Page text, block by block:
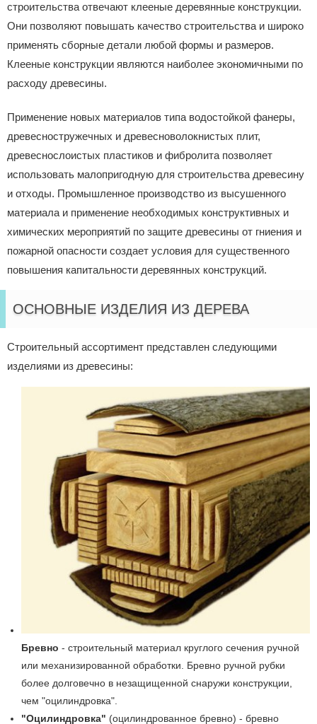
строительства отвечают клееные деревянные конструкции.
Они позволяют повышать качество строительства и широко
применять сборные детали любой формы и размеров.
Клееные конструкции являются наиболее экономичными по
расходу древесины.
Применение новых материалов типа водостойкой фанеры,
древесностружечных и древесноволокнистых плит,
древеснослоистых пластиков и фибролита позволяет
использовать малопригодную для строительства древесину
и отходы. Промышленное производство из высушенного
материала и применение необходимых конструктивных и
химических мероприятий по защите древесины от гниения и
пожарной опасности создает условия для существенного
повышения капитальности деревянных конструкций.
ОСНОВНЫЕ ИЗДЕЛИЯ ИЗ ДЕРЕВА
Строительный ассортимент представлен следующими
изделиями из древесины:
Бревно - строительный материал круглого сечения ручной
или механизированной обработки. Бревно ручной рубки
более долговечно в незащищенной снаружи конструкции,
чем "оцилиндровка".
"Оцилиндровка" (оцилиндрованное бревно) - бревно